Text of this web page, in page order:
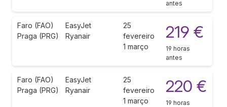
antes
Faro (FAO)
Praga (PRG)
EasyJet
Ryanair
25
fevereiro
1 março
219 €
19 horas
antes
Faro (FAO)
Praga (PRG)
EasyJet
Ryanair
25
fevereiro
1 março
220 €
19 horas